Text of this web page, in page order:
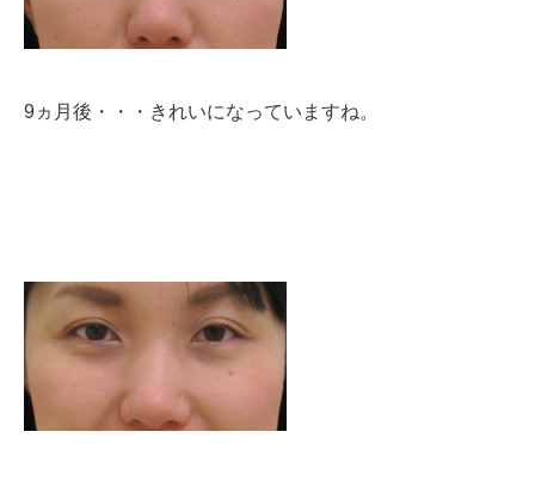
9ヵ月後・・・きれいになっていますね。